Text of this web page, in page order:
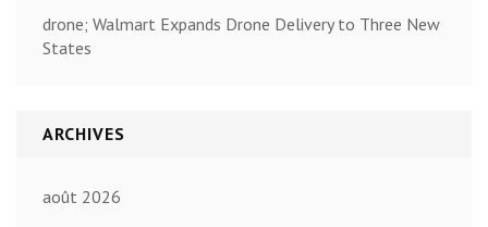
drone; Walmart Expands Drone Delivery to Three New
States
ARCHIVES
août 2026